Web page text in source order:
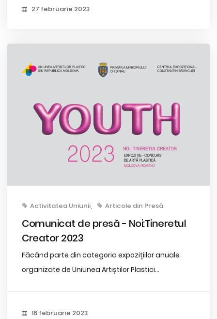
27 februarie 2023
Activitatea Uniunii Articole din Presă
Comunicat de presă - Noi:Tineretul
Creator 2023
Făcând parte din categoria expozițiilor anuale
organizate de Uniunea Artiștilor Plastici...
16 februarie 2023